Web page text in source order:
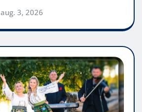
aug. 3, 2026